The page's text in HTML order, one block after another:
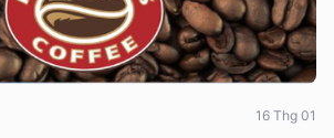
16 Thg 01